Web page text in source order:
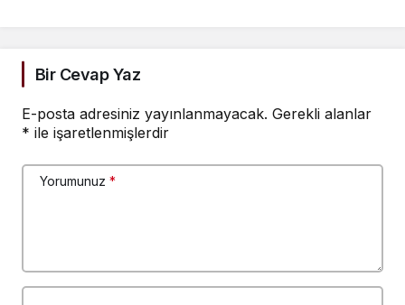
Bir Cevap Yaz
E-posta adresiniz yayınlanmayacak. Gerekli alanlar
* ile işaretlenmişlerdir
Yorumunuz *